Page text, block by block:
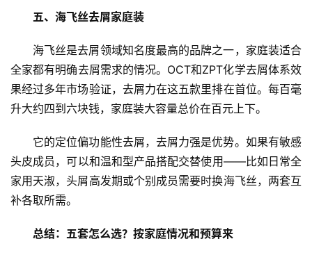
母
婴
亲
子
女
性
时
尚
五、海飞丝去屑家庭装
海飞丝是去屑领域知名度最高的品牌之一，家庭装适合
全家都有明确去屑需求的情况。OCT和ZPT化学去屑体系效
果经过多年市场验证，去屑力在这五款里排在首位。每百毫
升大约四到六块钱，家庭装大容量总价在百元上下。
它的定位偏功能性去屑，去屑力强是优势。如果有敏感
头皮成员，可以和温和型产品搭配交替使用——比如日常全
家用天淑，头屑高发期或个别成员需要时换海飞丝，两套互
补各取所需。
总结：五套怎么选？按家庭情况和预算来